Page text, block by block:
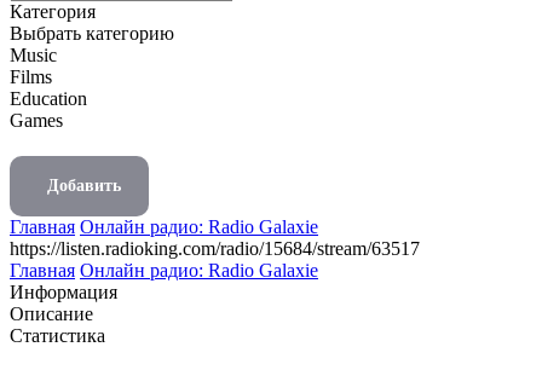
Категория
Выбрать категорию
Music
Films
Education
Games
Добавить
Главная Онлайн радио: Radio Galaxie
https://listen.radioking.com/radio/15684/stream/63517
Главная Онлайн радио: Radio Galaxie
Информация
Описание
Статистика